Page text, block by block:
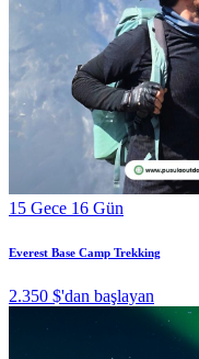
15 Gece 16 Gün
Everest Base Camp Trekking
2.350 $'dan başlayan